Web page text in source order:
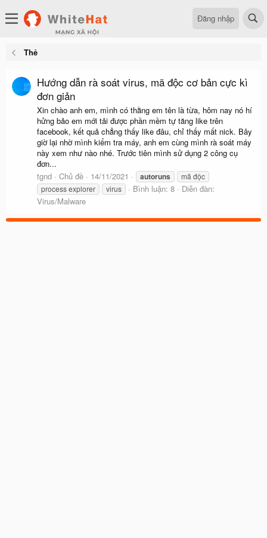
Đăng nhập
Thẻ
Hướng dẫn rà soát virus, mã độc cơ bản cực kì
đơn giản
Xin chào anh em, mình có thằng em tên là từa, hôm nay nó hí
hửng bảo em mới tải được phần mềm tự tăng like trên
facebook, kết quả chẳng thấy like đâu, chỉ thấy mất nick. Bây
giờ lại nhờ mình kiểm tra máy, anh em cùng mình rà soát máy
này xem như nào nhé. Trước tiên mình sử dụng 2 công cụ
đơn...
tgnd
Chủ đề 14/11/2021 autoruns
mã độc
process explorer
virus Bình luận: 8
Diễn đàn:
Virus/Malware